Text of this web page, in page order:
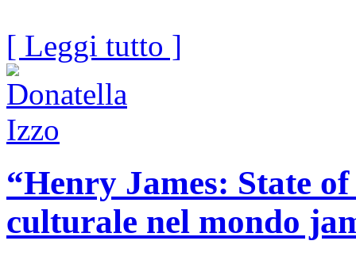
[ Leggi tutto ]
“Henry James: State
culturale nel mondo